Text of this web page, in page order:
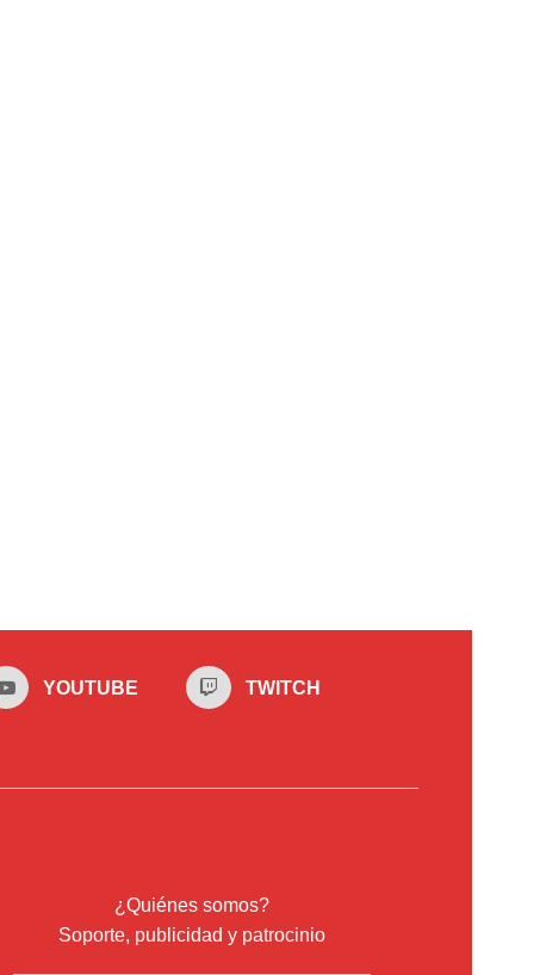
YOUTUBE TWITCH
¿Quiénes somos?
Soporte, publicidad y patrocinio